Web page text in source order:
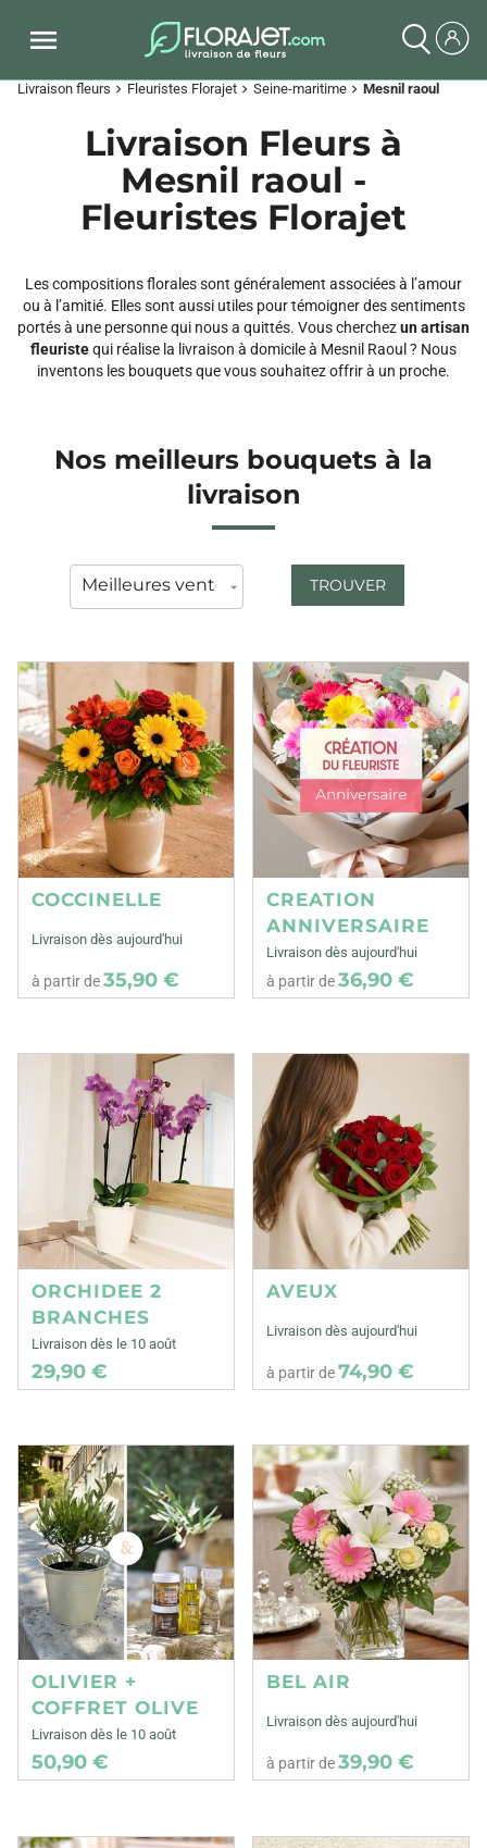
Livraison fleurs chevron_right Fleuristes Florajet chevron_right Seine-maritime chevron_right Mesnil raoul
Livraison Fleurs à
Mesnil raoul -
Fleuristes Florajet
Les compositions florales sont généralement associées à l’amour
ou à l’amitié. Elles sont aussi utiles pour témoigner des sentiments
portés à une personne qui nous a quittés. Vous cherchezun artisan
fleuristequi réalise la livraison à domicile à Mesnil Raoul ? Nous
inventons les bouquets que vous souhaitez offrir à un proche.
Nos meilleurs bouquets à la
livraison
TROUVER
COCCINELLE
Livraison dès aujourd'hui
à partir de35,90 €
CREATION
ANNIVERSAIRE
Livraison dès aujourd'hui
à partir de36,90 €
ORCHIDEE 2
BRANCHES
Livraison dès le 10 août
29,90 €
AVEUX
Livraison dès aujourd'hui
à partir de74,90 €
OLIVIER +
COFFRET OLIVE
Livraison dès le 10 août
50,90 €
BEL AIR
Livraison dès aujourd'hui
à partir de39,90 €